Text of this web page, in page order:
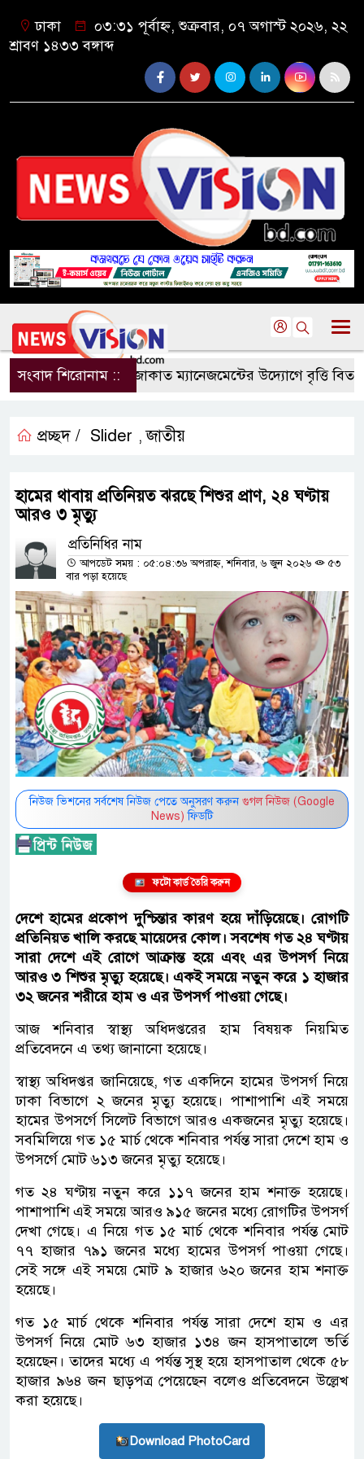
ঢাকা
০৩:৩১ পূর্বাহ্ন, শুক্রবার, ০৭ অগাস্ট ২০২৬, ২২
শ্রাবণ ১৪৩৩ বঙ্গাব্দ
সংবাদ শিরোনাম ::
কুবিতে সেন্টার ফর জাকাত ম্যানেজমেন্টের উদ্যোগে বৃত্তি বিতরণ
প্রচ্ছদ / Slider ,জাতীয়
হামের থাবায় প্রতিনিয়ত ঝরছে শিশুর প্রাণ, ২৪ ঘণ্টায়
আরও ৩ মৃত্যু
প্রতিনিধির নাম
আপডেট সময় : ০৫:০৪:৩৬ অপরাহ্ন, শনিবার, ৬ জুন ২০২৬
৫৩
বার পড়া হয়েছে
নিউজ ভিশনের সর্বশেষ নিউজ পেতে অনুসরণ করুন গুগল নিউজ (Google
News) ফিডটি
ফটো কার্ড তৈরি করুন
দেশে হামের প্রকোপ দুশ্চিন্তার কারণ হয়ে দাঁড়িয়েছে। রোগটি
প্রতিনিয়ত খালি করছে মায়েদের কোল। সবশেষ গত ২৪ ঘণ্টায়
সারা দেশে এই রোগে আক্রান্ত হয়ে এবং এর উপসর্গ নিয়ে
আরও ৩ শিশুর মৃত্যু হয়েছে। একই সময়ে নতুন করে ১ হাজার
৩২ জনের শরীরে হাম ও এর উপসর্গ পাওয়া গেছে।
আজ শনিবার স্বাস্থ্য অধিদপ্তরের হাম বিষয়ক নিয়মিত
প্রতিবেদনে এ তথ্য জানানো হয়েছে।
স্বাস্থ্য অধিদপ্তর জানিয়েছে, গত একদিনে হামের উপসর্গ নিয়ে
ঢাকা বিভাগে ২ জনের মৃত্যু হয়েছে। পাশাপাশি এই সময়ে
হামের উপসর্গে সিলেট বিভাগে আরও একজনের মৃত্যু হয়েছে।
সবমিলিয়ে গত ১৫ মার্চ থেকে শনিবার পর্যন্ত সারা দেশে হাম ও
উপসর্গে মোট ৬১৩ জনের মৃত্যু হয়েছে।
গত ২৪ ঘণ্টায় নতুন করে ১১৭ জনের হাম শনাক্ত হয়েছে।
পাশাপাশি এই সময়ে আরও ৯১৫ জনের মধ্যে রোগটির উপসর্গ
দেখা গেছে। এ নিয়ে গত ১৫ মার্চ থেকে শনিবার পর্যন্ত মোট
৭৭ হাজার ৭৯১ জনের মধ্যে হামের উপসর্গ পাওয়া গেছে।
সেই সঙ্গে এই সময়ে মোট ৯ হাজার ৬২০ জনের হাম শনাক্ত
হয়েছে।
গত ১৫ মার্চ থেকে শনিবার পর্যন্ত সারা দেশে হাম ও এর
উপসর্গ নিয়ে মোট ৬৩ হাজার ১৩৪ জন হাসপাতালে ভর্তি
হয়েছেন। তাদের মধ্যে এ পর্যন্ত সুস্থ হয়ে হাসপাতাল থেকে ৫৮
হাজার ৯৬৪ জন ছাড়পত্র পেয়েছেন বলেও প্রতিবেদনে উল্লেখ
করা হয়েছে।
Download PhotoCard